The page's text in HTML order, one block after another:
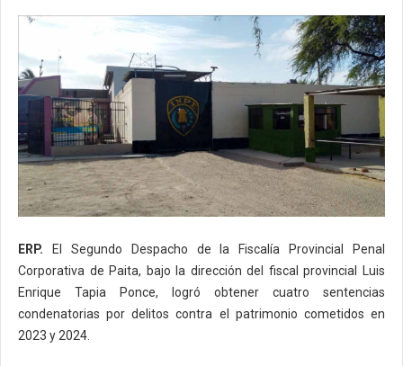
ERP. El Segundo Despacho de la Fiscalía Provincial Penal
Corporativa de Paita, bajo la dirección del fiscal provincial Luis
Enrique Tapia Ponce, logró obtener cuatro sentencias
condenatorias por delitos contra el patrimonio cometidos en
2023 y 2024.